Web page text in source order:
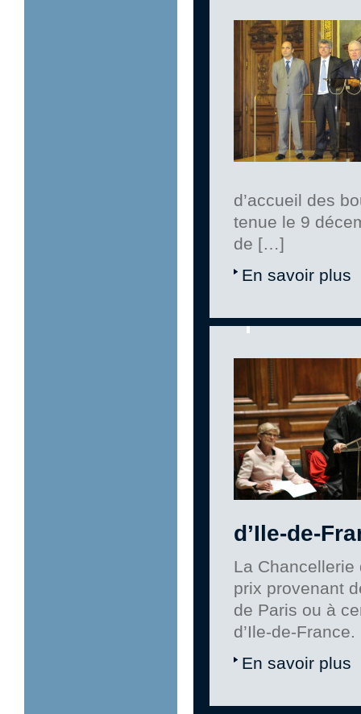
d’accueil des
tenue le 9
de […]
En savoir plus
d’Ile-de-
La
prix provenant
de Paris ou à
d’Ile-de-
En savoir plus